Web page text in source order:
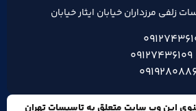
زلفی مرزداران خیابان ایثار خیابان